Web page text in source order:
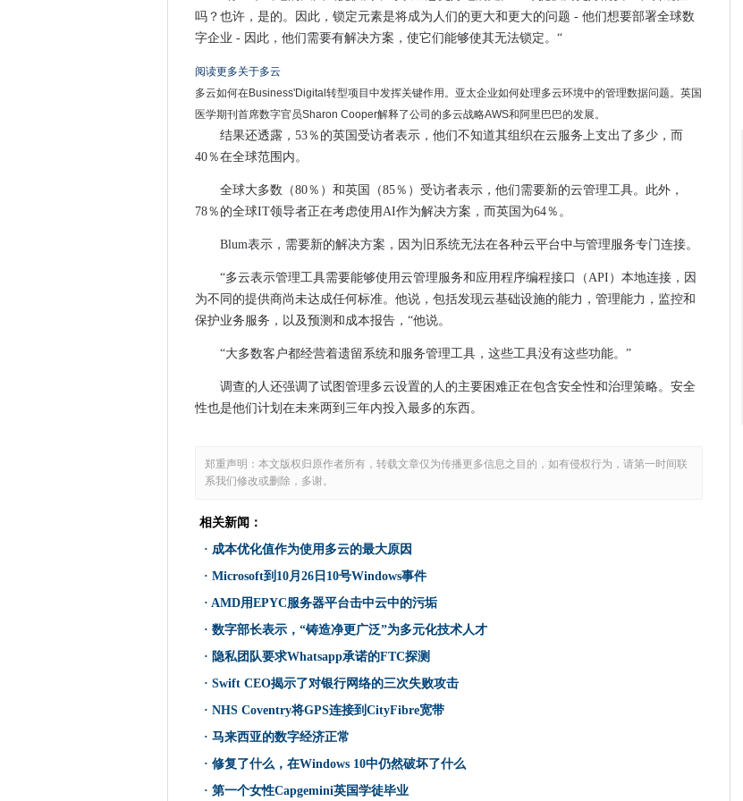
微软表示，合作对现代工作场所至关重要
梅格惠特曼作为HPE首席执行官逐步下降
三星Galaxy Note 7 Recall的解剖学
全球金融监管机构建议监测AI的使用
越野车Windows 7累积更新？微软说，告诉我们
报告称，2018年可能是关键基础设施袭击的一年
小提琴，仍在推闪光速度，看起来云
Ofcom以超过5G频谱的移动网络运营商击败法律挑战
AWS 9月回升：EC2变化，新法国地区等
Roboden是你可以伸展的电缆
这个新的成像系统可以读取封闭书籍
最大的欧洲芯片制造商合作伙伴进行无线充电
思科 - Salesforce交易意味着合作会来到你身边
雅虎违规是如何影响你的
Microsoft到10月26日10号Windows事件
这个机器人吸尘器播放J-POP，因为这是日本
2017年十大NHS IT故事
剑桥大学建立了2500万英镑的网络研究组
CityFibre手沃达丰消费者宽带的独家权利
德国的Lemoncat通过云计算扰乱了商务型餐饮
数字部长表示，“铸造净更广泛”为多元化技术人才
超过80％的公司将在未来两年内将更多工作负载移动到公共云中
戴尔向内看，以集成其后EMC合并的属性
Wi-Fi和LTE-U一起活在一起吗？测试已准备就绪
吗？也许，是的。因此，锁定元素是将成为人们的更大和更大的问题 - 他们想要部署全球数
字企业 - 因此，他们需要有解决方案，使它们能够使其无法锁定。“
阅读更多关于多云
多云如何在Business'Digital转型项目中发挥关键作用。亚太企业如何处理多云环境中的管理数据问题。英国
医学期刊首席数字官员Sharon Cooper解释了公司的多云战​​略AWS和阿里巴巴的发展。
结果还透露，53％的英国受访者表示，他们不知道其组织在云服务上支出了多少，而
40％在全球范围内。
全球大多数（80％）和英国（85％）受访者表示，他们需要新的云管理工具。此外，
78％的全球IT领导者正在考虑使用AI作为解决方案，而英国为64％。
Blum表示，需要新的解决方案，因为旧系统无法在各种云平台中与管理服务专门连接。
“多云表示管理工具需要能够使用云管理服务和应用程序编程接口（API）本地连接，因
为不同的提供商尚未达成任何标准。他说，包括发现云基础设施的能力，管理能力，监控和
保护业务服务，以及预测和成本报告，“他说。
“大多数客户都经营着遗留系统和服务管理工具，这些工具没有这些功能。”
调查的人还强调了试图管理多云设置的人的主要困难正在包含安全性和治理策略。安全
性也是他们计划在未来两到三年内投入最多的东西。
郑重声明：本文版权归原作者所有，转载文章仅为传播更多信息之目的，如有侵权行为，请第一时间联
系我们修改或删除，多谢。
相关新闻：
· 成本优化值作为使用多云的最大原因
· Microsoft到10月26日10号Windows事件
· AMD用EPYC服务器平台击中云中的污垢
· 数字部长表示，“铸造净更广泛”为多元化技术人才
· 隐私团队要求Whatsapp承诺的FTC探测
· Swift CEO揭示了对银行网络的三次失败攻击
· NHS Coventry将GPS连接到CityFibre宽带
· 马来西亚的数字经济正常
· 修复了什么，在Windows 10中仍然破坏了什么
· 第一个女性Capgemini英国学徒毕业